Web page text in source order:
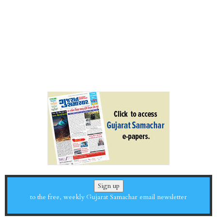
Sign up
to the free, weekly Gujarat Samachar email newsletter